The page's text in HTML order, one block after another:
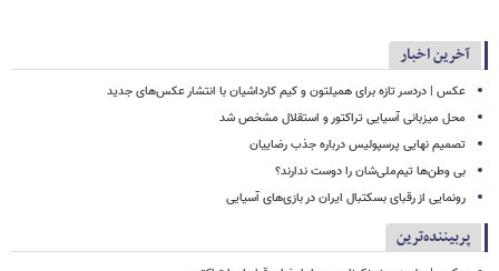
آخرین اخبار
عکس | دردسر تازه برای همیلتون و کیم کارداشیان با انتشار عکس‌های جدید
محل میزبانی آسیایی تراکتور و استقلال مشخص شد
تصمیم نهایی پرسپولیس درباره جذب رضاییان
بی وطن‌ها تیم‌ملی‌شان را دوست ندارند؟
رونمایی از رقبای بسکتبال ایران در بازی‌های آسیایی
پربیننده‌ترین